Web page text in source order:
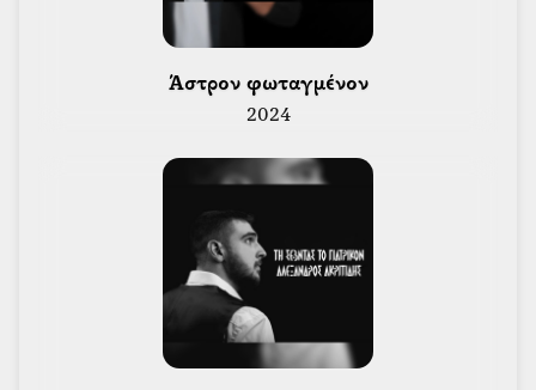
Άστρον φωταγμένον
2024